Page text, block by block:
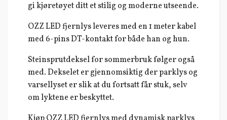
gi kjøretøyet ditt et stilig og moderne utseende.
OZZ LED fjernlys leveres med en 1 meter kabel
med 6-pins DT-kontakt for både han og hun.
Steinsprutdeksel for sommerbruk følger også
med. Dekselet er gjennomsiktig der parklys og
varsellyset er slik at du fortsatt får stuk, selv
om lyktene er beskyttet.